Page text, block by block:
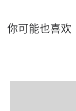
你可能也喜欢